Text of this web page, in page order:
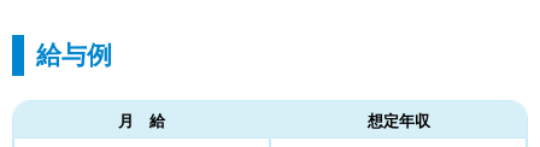
給与例
月 給 想定年収